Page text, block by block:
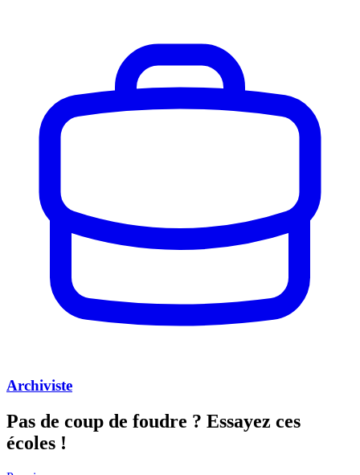
Archiviste
Pas de coup de foudre ? Essayez ces
écoles !